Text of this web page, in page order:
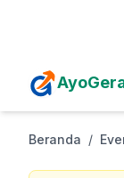
Beranda /